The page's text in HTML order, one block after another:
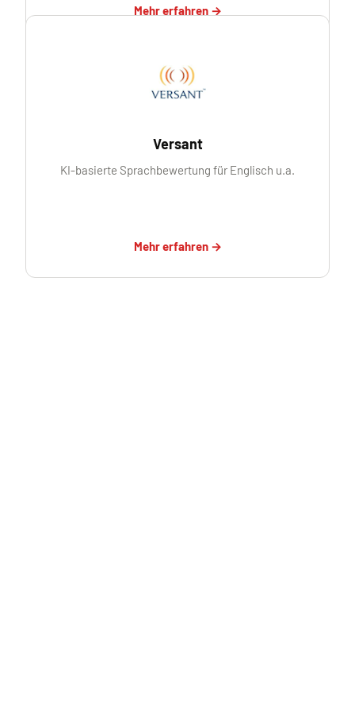
Mehr erfahren →
Versant
KI-basierte Sprachbewertung für Englisch u.a.
Mehr erfahren →